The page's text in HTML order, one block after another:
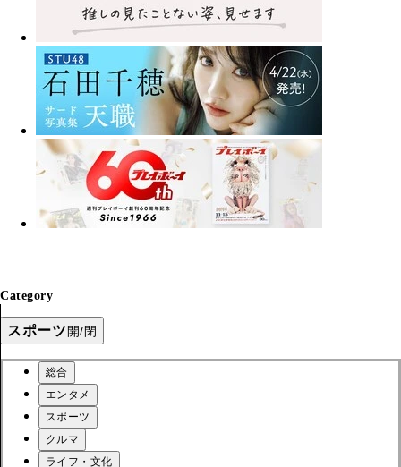
Category
スポーツ開/閉
総合
エンタメ
スポーツ
クルマ
ライフ・文化